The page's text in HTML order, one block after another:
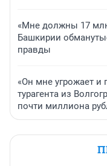
«Мне должны 17
Башкирии
правды
«Он мне угрожает и
турагента из
почти миллиона